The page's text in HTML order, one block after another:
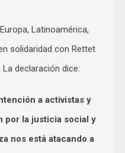
Latinoamérica,
solidaridad con Rettet
La declaración dice:
a activistas y
por la justicia social y
nos está atacando a